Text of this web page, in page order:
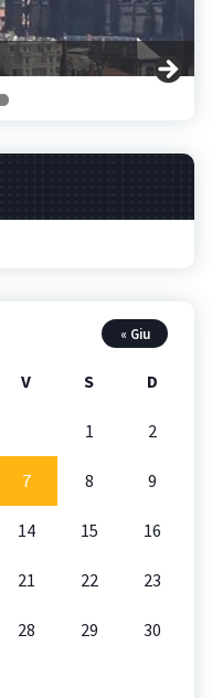
V S D
1 2
7 8 9
14 15 16
21 22 23
28 29 30
« Giu